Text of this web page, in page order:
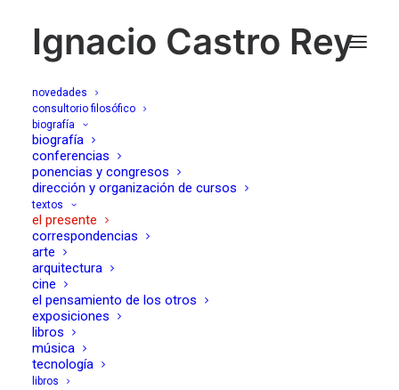
Ignacio Castro Rey
novedades
consultorio filosófico
biografía
biografía
conferencias
ponencias y congresos
dirección y organización de cursos
textos
el presente
correspondencias
arte
arquitectura
cine
el pensamiento de los otros
exposiciones
libros
música
tecnología
libros
CVPVLA CLUB -
IGNACIO CASTRO REY
21/03/2025